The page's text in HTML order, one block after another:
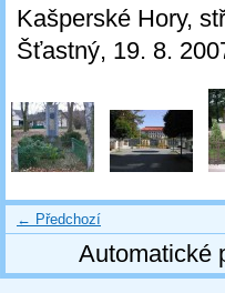
Kašperské Hory,
Šťastný, 19. 8.
← Předchozí
Automatické